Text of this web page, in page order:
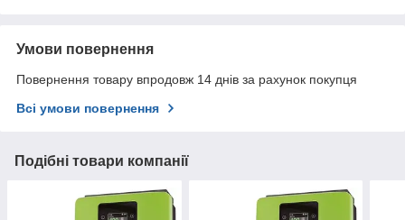
Умови повернення
Повернення товару впродовж 14 днів за рахунок покупця
Всі умови повернення
Подібні товари компанії